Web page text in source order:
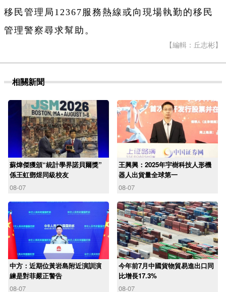
移民管理局12367服務熱線或向現場執勤的移民
管理警察尋求幫助。
【編輯：丘志彬】
相關新聞
蘇煒傑獲頒“統計學界諾貝爾獎”
係王虹鄧煜同級校友
08-07
王興興：2025年宇樹科技人形機
器人出貨量全球第一
08-07
中方：近期位黃岩島附近演訓演
練是對菲嚴正警告
08-07
今年前7月中國貨物貿易進出口同
比增長17.3%
08-07